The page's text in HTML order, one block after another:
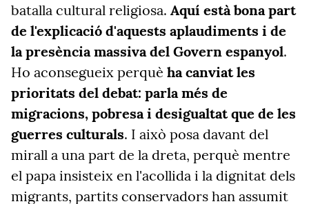
batalla cultural religiosa. Aquí està bona part
de l'explicació d'aquests aplaudiments i de
la presència massiva del Govern espanyol.
Ho aconsegueix perquè ha canviat les
prioritats del debat: parla més de
migracions, pobresa i desigualtat que de les
guerres culturals. I això posa davant del
mirall a una part de la dreta, perquè mentre
el papa insisteix en l'acollida i la dignitat dels
migrants, partits conservadors han assumit